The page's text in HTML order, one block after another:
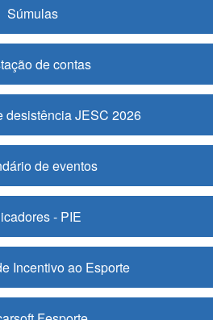
Súmulas
de contas
desistência JESC 2026
de eventos
- PIE
Incentivo ao Esporte